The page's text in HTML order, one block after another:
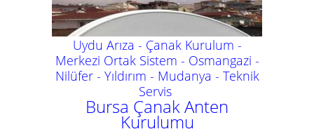
Uydu Arıza - Çanak Kurulum -
Merkezi Ortak Sistem - Osmangazi -
Nilüfer - Yıldırım - Mudanya - Teknik
Servis
Bursa Çanak Anten
Kurulumu